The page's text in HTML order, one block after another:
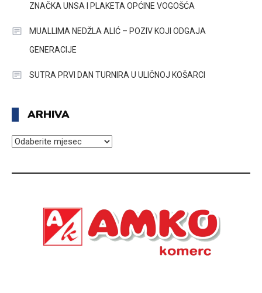
ZNAČKA UNSA I PLAKETA OPĆINE VOGOŠĆA
MUALLIMA NEDŽLA ALIĆ – POZIV KOJI ODGAJA
GENERACIJE
SUTRA PRVI DAN TURNIRA U ULIČNOJ KOŠARCI
ARHIVA
ARHIVA